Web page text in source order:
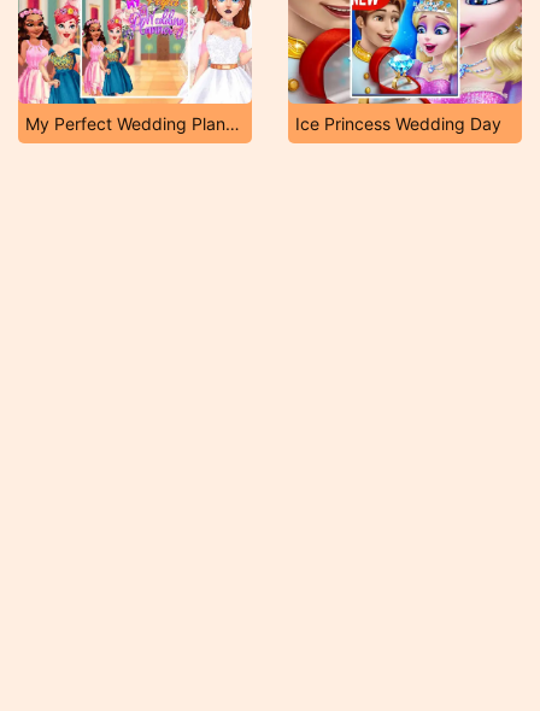
My Perfect Wedding Planner Ice Princess Wedding Day